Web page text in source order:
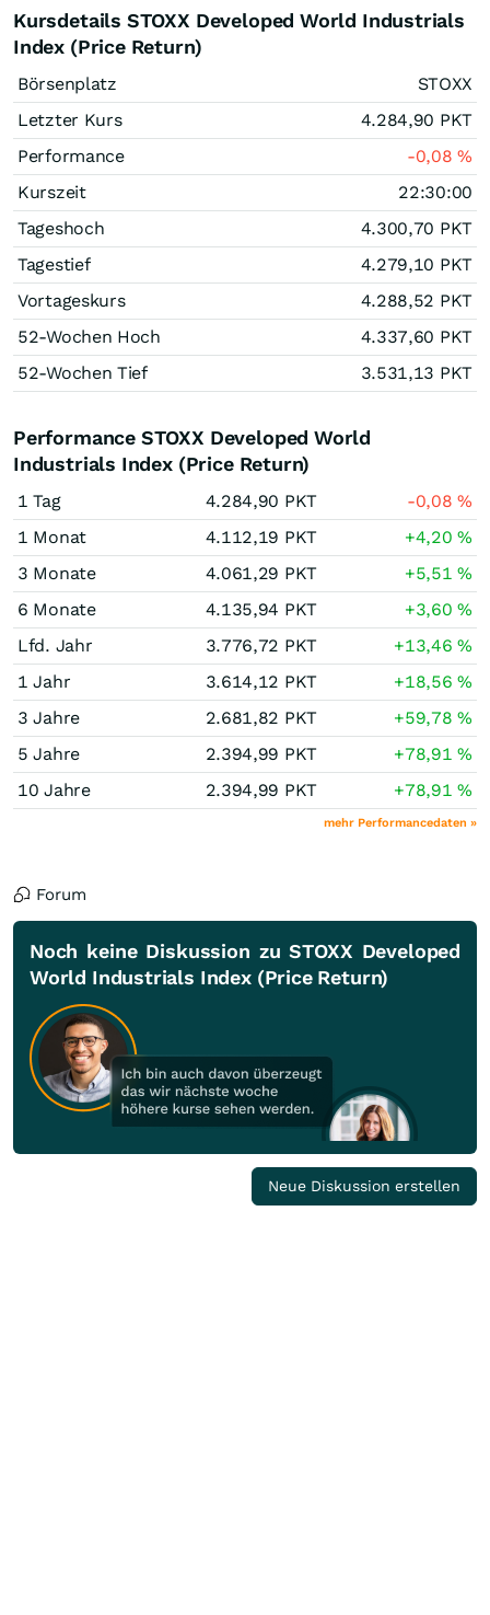
Kursdetails STOXX Developed World Industrials
Index (Price Return)
Börsenplatz
STOXX
Letzter Kurs
4.284,90 PKT
Performance
-0,08%
Kurszeit
22:30:00
Tageshoch
4.300,70 PKT
Tagestief
4.279,10 PKT
Vortageskurs
4.288,52 PKT
52-Wochen Hoch
4.337,60 PKT
52-Wochen Tief
3.531,13 PKT
Performance STOXX Developed World
Industrials Index (Price Return)
1 Tag 4.284,90 PKT -0,08%
1 Monat
4.112,19 PKT +4,20%
3 Monate
4.061,29 PKT +5,51%
6 Monate
4.135,94 PKT +3,60%
Lfd. Jahr
3.776,72 PKT +13,46%
1 Jahr
3.614,12 PKT +18,56%
3 Jahre
2.681,82 PKT +59,78%
5 Jahre
2.394,99 PKT +78,91%
10 Jahre
2.394,99 PKT +78,91%
mehr Performancedaten »
Forum
Noch keine Diskussion zu STOXX Developed
World Industrials Index (Price Return)
Neue Diskussion erstellen